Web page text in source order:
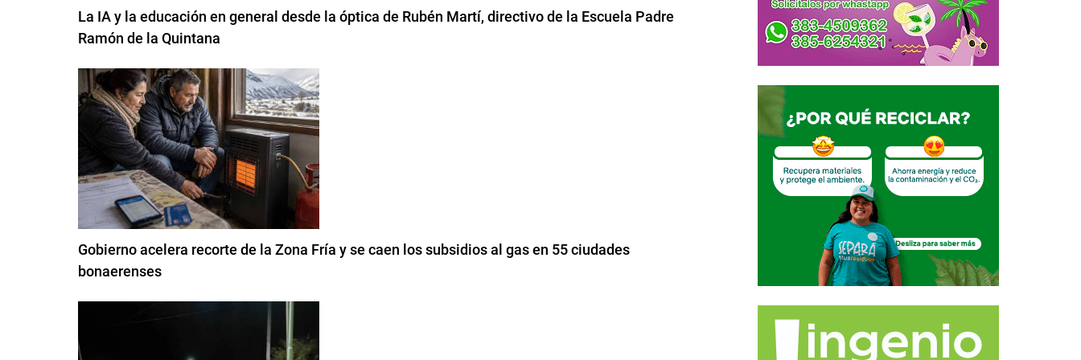
La IA y la educación en general desde la óptica de Rubén Martí, directivo de la Escuela Padre
Ramón de la Quintana
Gobierno acelera recorte de la Zona Fría y se caen los subsidios al gas en 55 ciudades
bonaerenses